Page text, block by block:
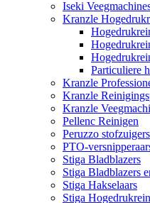
Iseki
Kranzle
Particuliere
Kranzle
Kranzle
Kranzle
Pellenc Reinigen
Peruzzo stofzuigers
PTO-
Stiga Bladblazers
Stiga Bladblazers
Stiga Hakselaars
Stiga